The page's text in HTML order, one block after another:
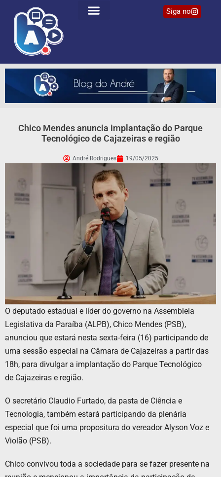
Siga no
Chico Mendes anuncia implantação do Parque
Tecnológico de Cajazeiras e região
André Rodrigues 19/05/2025
O deputado estadual e líder do governo na Assembleia
Legislativa da Paraíba (ALPB), Chico Mendes (PSB),
anunciou que estará nesta sexta-feira (16) participando de
uma sessão especial na Câmara de Cajazeiras a partir das
18h, para divulgar a implantação do Parque Tecnológico
de Cajazeiras e região.
O secretário Claudio Furtado, da pasta de Ciência e
Tecnologia, também estará participando da plenária
especial que foi uma propositura do vereador Alyson Voz e
Violão (PSB).
Chico convivou toda a sociedade para se fazer presente na